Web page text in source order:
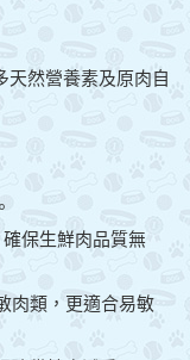
天然營養素及原肉自
保生鮮肉品質無
肉類，更適合易敏